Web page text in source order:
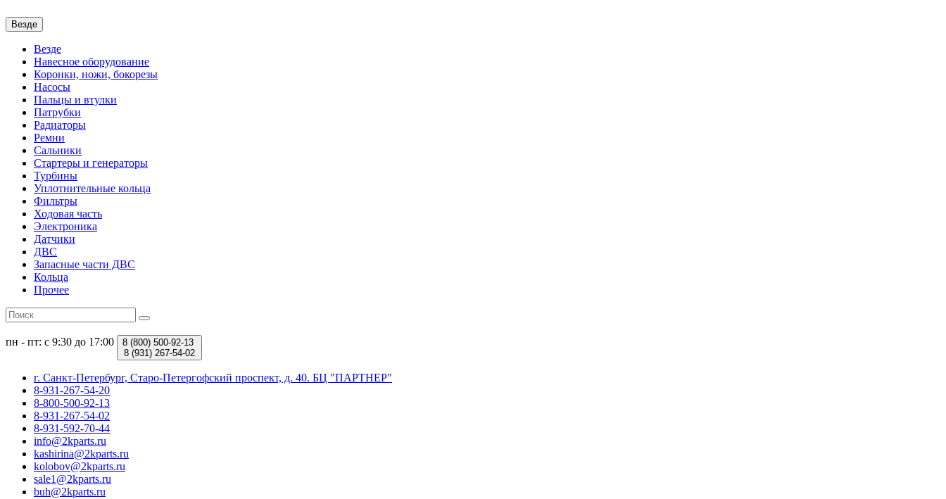
Везде
Везде
Навесное оборудование
Коронки, ножи, бокорезы
Насосы
Пальцы и втулки
Патрубки
Радиаторы
Ремни
Сальники
Стартеры и генераторы
Турбины
Уплотнительные кольца
Фильтры
Ходовая часть
Электроника
Датчики
ДВС
Запасные части ДВС
Кольца
Прочее
пн - пт: с 9:30 до 17:00 8 (800) 500-92-13
8 (931) 267-54-02
г. Санкт-Петербург, Старо-Петергофский проспект, д. 40. БЦ "ПАРТНЕР"
8-931-267-54-20
8-800-500-92-13
8-931-267-54-02
8-931-592-70-44
info@2kparts.ru
kashirina@2kparts.ru
kolobov@2kparts.ru
sale1@2kparts.ru
buh@2kparts.ru